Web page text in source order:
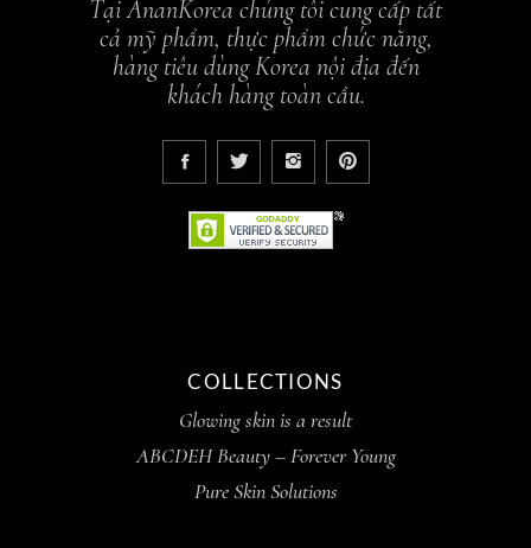
Tại AnanKorea chúng tôi cung cấp tất
cả mỹ phẩm, thực phẩm chức năng,
hàng tiêu dùng Korea nội địa đến
khách hàng toàn cầu.
COLLECTIONS
Glowing skin is a result
ABCDEH Beauty – Forever Young
Pure Skin Solutions